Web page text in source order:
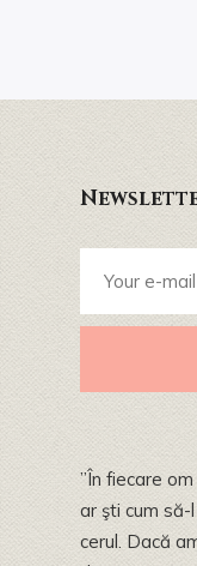
”În fiecare
ar şti cum
cerul. Dacă